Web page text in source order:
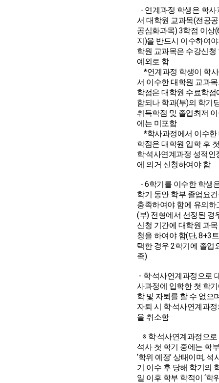
- 연계과정 학생은 학사
서 대학원 교과목(전공
공심화과목) 3학점 이상
지)을 반드시 이수하여
학원 교과목은 수강신청
예외로 함
*연계과정 학생이 학
서 이수한 대학원 교과
학점은 대학원 수료학점
함되나 학과(부)의 학기
취득학점 및 졸업최저
에는 미포함
*학사과정에서 이수한
학점은 대학원 입학 후
학·석사연계과정 성적인
에 의거 신청하여야 함
- 6학기를 이수한 학생
학기 동안 학부 졸업요
충족하여야 함에 유의하
(부) 전형에서 선정된 경
신청 기간에 대학원 과
청을 하여야 함(단, 8+3
택한 경우 2학기에 졸업
족)
- 학·석사연계과정으로
사과정에 입학한 첫 학
학 및 자퇴를 할 수 없으
자퇴 시 학·석사연계과
을 취소함
※ 학·석사연계과정으
석사 첫 학기 중에는 학
‘학위 예정’ 상태이며, 석
기 이수 후 당해 학기의
일 이후 학부 학적이 ‘학